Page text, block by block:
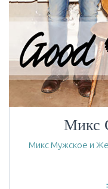
Микс
Микс Мужское и